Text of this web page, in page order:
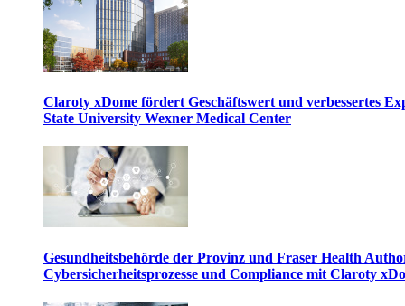
Claroty xDome fördert Geschäftswert und verbessertes
State University Wexner Medical Center
Gesundheitsbehörde der Provinz und Fraser Health
Cybersicherheitsprozesse und Compliance mit Claroty